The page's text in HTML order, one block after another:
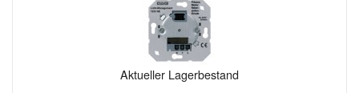
Aktueller Lagerbestand